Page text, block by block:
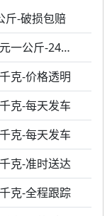
斤-破损包赔
乌鲁木齐到临夏物流专线-运费0.53元一公斤-24小时服务
克-价格透明
克-每天发车
克-每天发车
克-准时送达
克-全程跟踪